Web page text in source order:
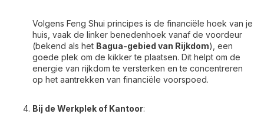
Volgens Feng Shui principes is de financiële hoek van je
huis, vaak de linker benedenhoek vanaf de voordeur
(bekend als het Bagua-gebied van Rijkdom), een
goede plek om de kikker te plaatsen. Dit helpt om de
energie van rijkdom te versterken en te concentreren
op het aantrekken van financiële voorspoed.
Bij de Werkplek of Kantoor: